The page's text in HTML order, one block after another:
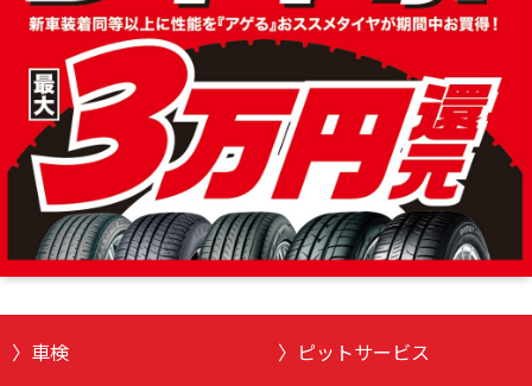
車検
ピットサービス